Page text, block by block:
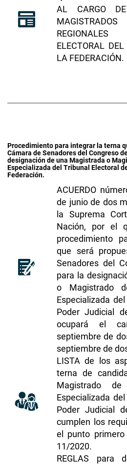
AL CARGO
ELECTORAL
LA FEDERACIÓN.
Procedimiento para integrar la terna
Cámara de Senadores del Congreso
designación de una Magistrada o
Especializada del Tribunal Electoral
Federación.
ACUERDO
de junio de dos
la Suprema
Nación, por el
procedimiento
que será
Senadores del
para la
o Magistrado
Especializada
Poder Judicial
ocupará el
septiembre de
septiembre de
LISTA de los
terna de
Magistrado
Especializada
Poder Judicial
cumplen los
el punto
11/2020.
REGLAS para